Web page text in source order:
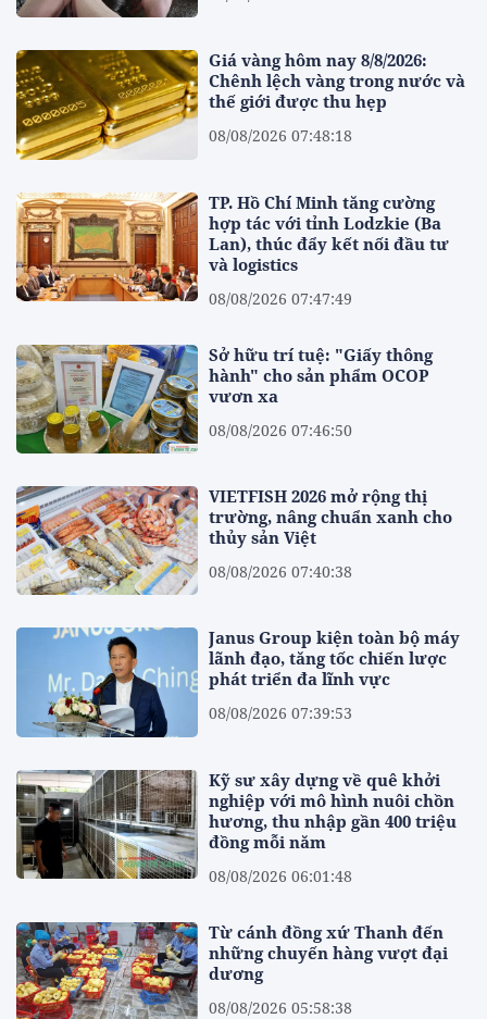
Giá vàng hôm nay 8/8/2026:
Chênh lệch vàng trong nước và
thế giới được thu hẹp
08/08/2026 07:48:18
TP. Hồ Chí Minh tăng cường
hợp tác với tỉnh Lodzkie (Ba
Lan), thúc đẩy kết nối đầu tư
và logistics
08/08/2026 07:47:49
Sở hữu trí tuệ: "Giấy thông
hành" cho sản phẩm OCOP
vươn xa
08/08/2026 07:46:50
VIETFISH 2026 mở rộng thị
trường, nâng chuẩn xanh cho
thủy sản Việt
08/08/2026 07:40:38
Janus Group kiện toàn bộ máy
lãnh đạo, tăng tốc chiến lược
phát triển đa lĩnh vực
08/08/2026 07:39:53
Kỹ sư xây dựng về quê khởi
nghiệp với mô hình nuôi chồn
hương, thu nhập gần 400 triệu
đồng mỗi năm
08/08/2026 06:01:48
Từ cánh đồng xứ Thanh đến
những chuyến hàng vượt đại
dương
08/08/2026 05:58:38